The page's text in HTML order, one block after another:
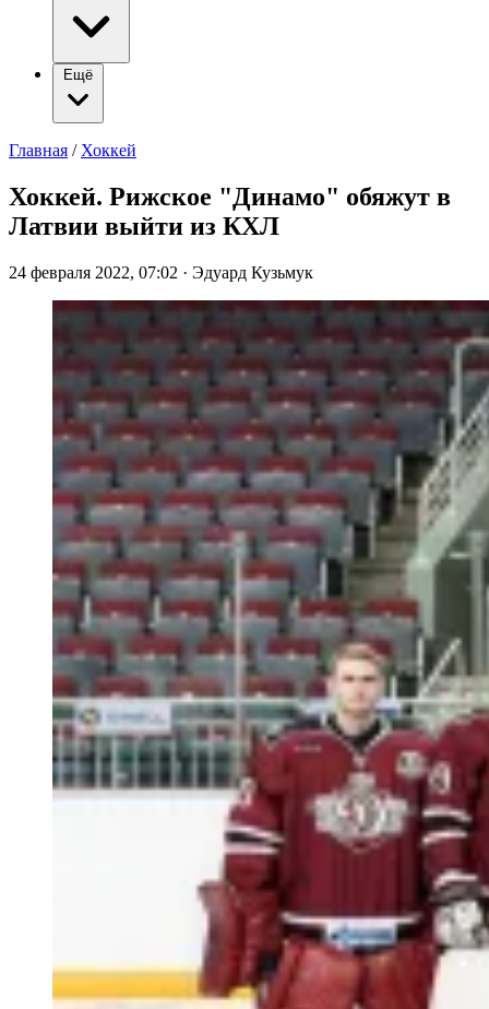
Ещё
Главная / Хоккей
Хоккей. Рижское "Динамо" обяжут в
Латвии выйти из КХЛ
24 февраля 2022, 07:02 · Эдуард Кузьмук